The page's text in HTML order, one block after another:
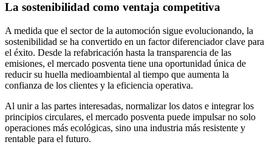
La sostenibilidad como ventaja competitiva
A medida que el sector de la automoción sigue evolucionando, la
sostenibilidad se ha convertido en un factor diferenciador clave para
el éxito. Desde la refabricación hasta la transparencia de las
emisiones, el mercado posventa tiene una oportunidad única de
reducir su huella medioambiental al tiempo que aumenta la
confianza de los clientes y la eficiencia operativa.
Al unir a las partes interesadas, normalizar los datos e integrar los
principios circulares, el mercado posventa puede impulsar no solo
operaciones más ecológicas, sino una industria más resistente y
rentable para el futuro.